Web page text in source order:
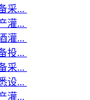
采...
灌...
灌...
投...
采...
设...
灌...